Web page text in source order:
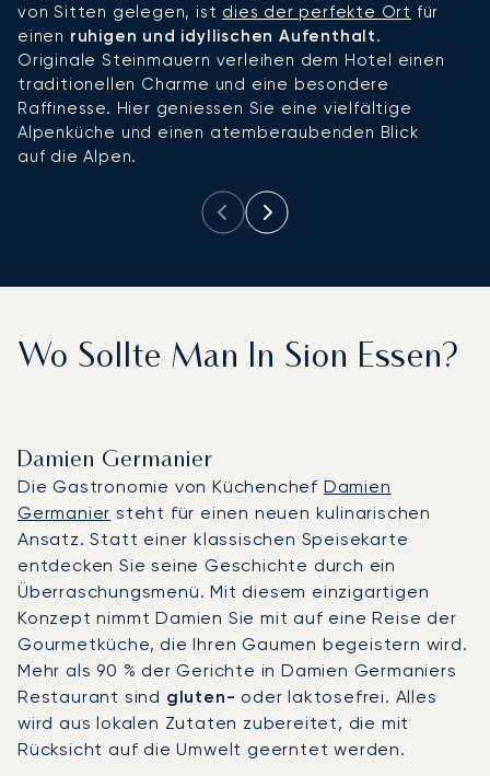
von Sitten gelegen, ist dies der perfekte Ort für
einen ruhigen und idyllischen Aufenthalt.
Originale Steinmauern verleihen dem Hotel einen
traditionellen Charme und eine besondere
Raffinesse. Hier geniessen Sie eine vielfältige
Alpenküche und einen atemberaubenden Blick
auf die Alpen.
Wo Sollte Man In Sion Essen?
Damien Germanier
Die Gastronomie von Küchenchef Damien
Germanier steht für einen neuen kulinarischen
Ansatz. Statt einer klassischen Speisekarte
entdecken Sie seine Geschichte durch ein
Überraschungsmenü. Mit diesem einzigartigen
Konzept nimmt Damien Sie mit auf eine Reise der
Gourmetküche, die Ihren Gaumen begeistern wird.
Mehr als 90 % der Gerichte in Damien Germaniers
Restaurant sind gluten- oder laktosefrei. Alles
wird aus lokalen Zutaten zubereitet, die mit
Rücksicht auf die Umwelt geerntet werden.